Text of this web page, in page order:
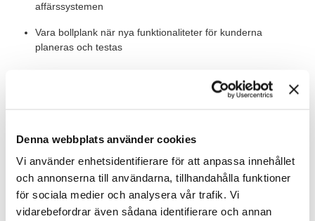
Denna webbplats använder cookies
Vi använder enhetsidentifierare för att anpassa innehållet
och annonserna till användarna, tillhandahålla funktioner
för sociala medier och analysera vår trafik. Vi
vidarebefordrar även sådana identifierare och annan
affärssystemen
Vara bollplank när nya funktionaliteter för kunderna
planeras och testas
till främst tre delar - ekonomi, juridik och personalia. Vi har en
ständig ambition om att leverera de bästa och mest heltäckande
bakgrundskontrollerna och ligger i framkant vad gäller digitala
gränssnitt och har en egen utvecklingsavdelning.
Vi har många kundförfrågningar att lösa i höst och hoppas att du